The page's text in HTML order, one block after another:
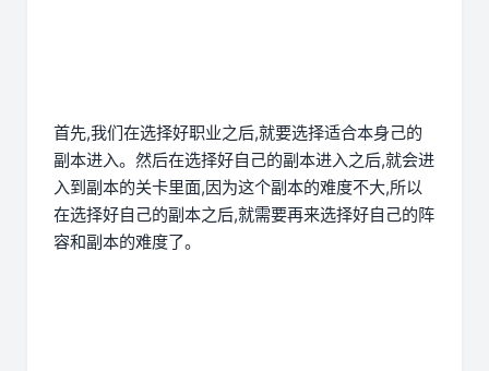
首先,我们在选择好职业之后,就要选择适合本身己的
副本进入。然后在选择好自己的副本进入之后,就会进
入到副本的关卡里面,因为这个副本的难度不大,所以
在选择好自己的副本之后,就需要再来选择好自己的阵
容和副本的难度了。